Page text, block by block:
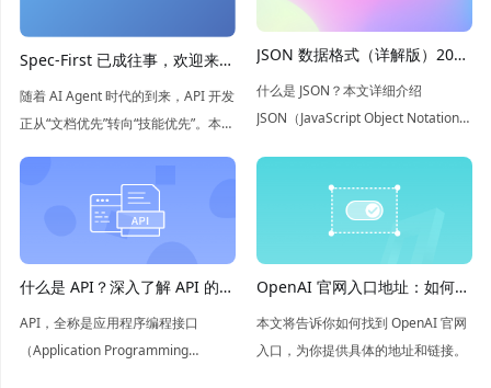
Spec-First 已成往事，欢迎来到
Skill-First 时代
随着 AI Agent 时代的到来，API 开发
正从“文档优先”转向“技能优先”。本文
能，开启 Agent 辅助开发的新范式。
JSON 数据格式（详解版）2026
年最新介绍
什么是 JSON？本文详细介绍
JSON（JavaScript Object Notation）
什么是 API？深入了解 API 的概
念和应用
API，全称是应用程序编程接口
（Application Programming
OpenAI 官网入口地址：如何轻
松找到
本文将告诉你如何找到 OpenAI 官网
入口，为你提供具体的地址和链接。